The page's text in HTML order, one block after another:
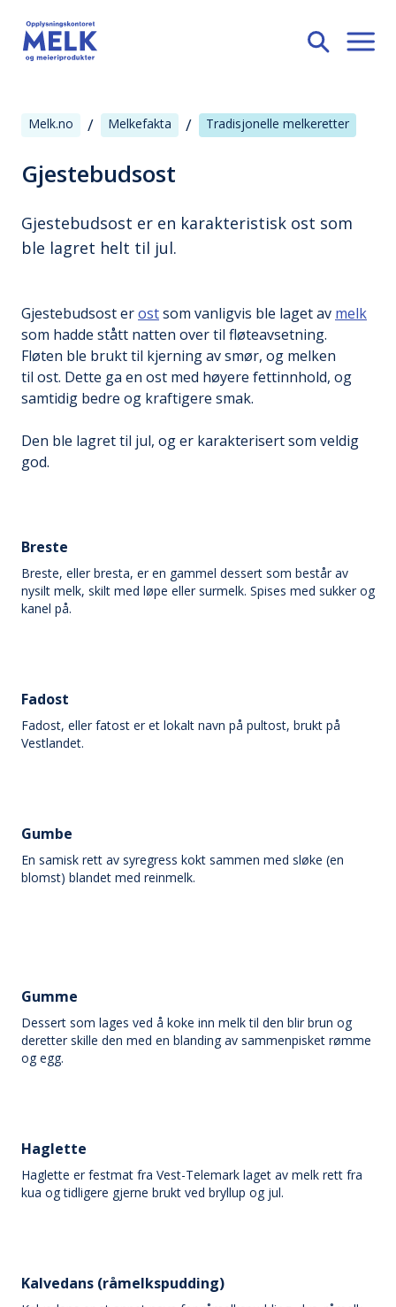
Melk.no / Melkefakta / Tradisjonelle melkeretter
Gjestebudsost
Gjestebudsost er en karakteristisk ost som
ble lagret helt til jul.
Gjestebudsost erostsom vanligvis ble laget av melk
som hadde stått natten over til fløteavsetning.
Fløten ble brukt til kjerning av smør, og melken
til ost. Dette ga en ost med høyere fettinnhold, og
samtidig bedre og kraftigere smak.
Den ble lagret til jul, og er karakterisert som veldig
god.
Breste
Breste, eller bresta, er en gammel dessert som består av
nysilt melk, skilt med løpe eller surmelk. Spises med sukker og
kanel på.
Fadost
Fadost, eller fatost er et lokalt navn på pultost, brukt på
Vestlandet.
Gumbe
En samisk rett av syregress kokt sammen med sløke (en
blomst) blandet med reinmelk.
Gumme
Dessert som lages ved å koke inn melk til den blir brun og
deretter skille den med en blanding av sammenpisket rømme
og egg.
Haglette
Haglette er festmat fra Vest-Telemark laget av melk rett fra
kua og tidligere gjerne brukt ved bryllup og jul.
Kalvedans (råmelkspudding)